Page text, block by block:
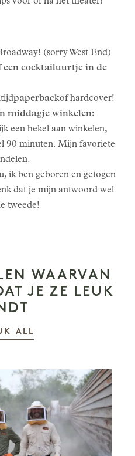
(sorry West End)
een cocktailuurtje in de
paperbackof hardcover!
middagje winkelen:
een hekel aan winkelen,
90 minuten. Mijn favoriete
ik ben geboren en getogen
dat je mijn antwoord wel
tweede!
WAARVAN
JE ZE LEUK
ALL